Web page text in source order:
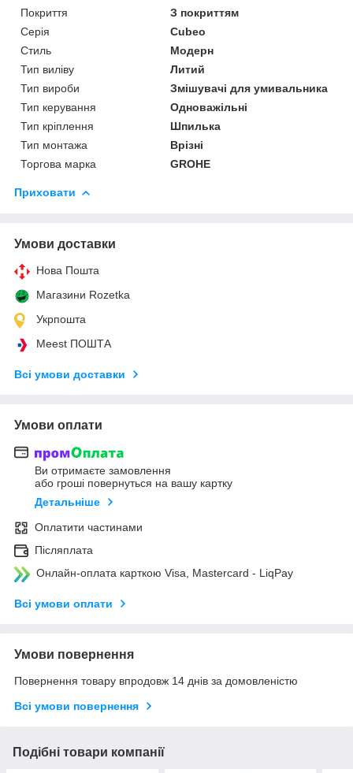
Покриття
З покриттям
Серія
Cubeo
Стиль
Модерн
Тип виліву
Литий
Тип вироби
Змішувачі для умивальника
Тип керування
Одноважільні
Тип кріплення
Шпилька
Тип монтажа
Врізні
Торгова марка
GROHE
Приховати
Умови доставки
Нова Пошта
Магазини Rozetka
Укрпошта
Meest ПОШТА
Всі умови доставки
Умови оплати
Ви отримаєте замовлення
або гроші повернуться на вашу картку
Детальніше
Оплатити частинами
Післяплата
Онлайн-оплата карткою Visa, Mastercard - LiqPay
Всі умови оплати
Умови повернення
Повернення товару впродовж 14 днів за домовленістю
Всі умови повернення
Подібні товари компанії